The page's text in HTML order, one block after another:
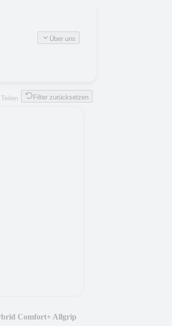
Über uns
Teilen Filter zurücksetzen
Comfort+ Allgrip